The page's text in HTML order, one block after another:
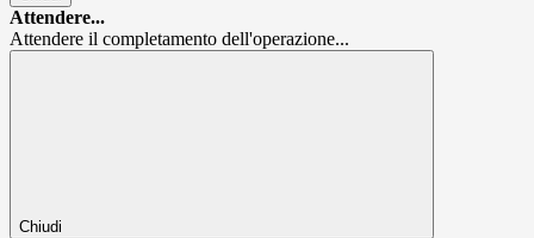
Attendere...
Attendere il completamento dell'operazione...
Chiudi